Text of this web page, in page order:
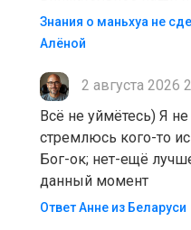
Знания о маньхуа не
Алëной
2 августа 2026
Всё не уймётесь) Я
стремлюсь кого-то
Бог-ок; нет-ещё
данный момент
Ответ Анне из Беларуси